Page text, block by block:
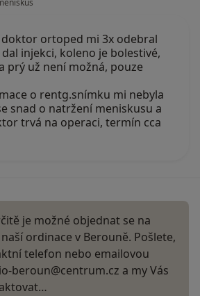
ortoped mi 3x odebral
injekci, koleno je bolestivé,
prý už není možná, pouze
o rentg.snímku mi nebyla
snad o natržení meniskusu a
trvá na operaci, termín cca
je možné objednat se na
ordinace v Berouně. Pošlete,
telefon nebo emailovou
beroun@centrum.cz a my Vás